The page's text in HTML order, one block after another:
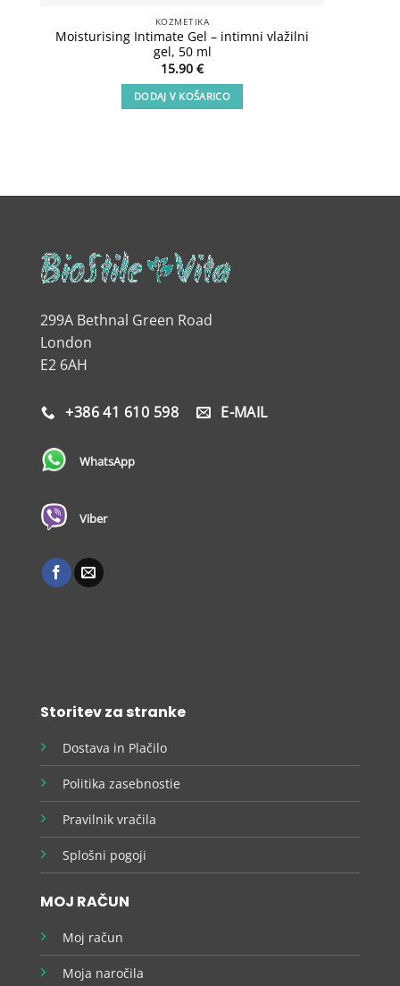
KOZMETIKA
Moisturising Intimate Gel – intimni vlažilni
gel, 50 ml
15.90 €
DODAJ V KOŠARICO
299A Bethnal Green Road
London
E2 6AH
+386 41 610 598 E-MAIL
WhatsApp
Viber
Storitev za stranke
Dostava in Plačilo
Politika zasebnostie
Pravilnik vračila
Splošni pogoji
MOJ RAČUN
Moj račun
Moja naročila